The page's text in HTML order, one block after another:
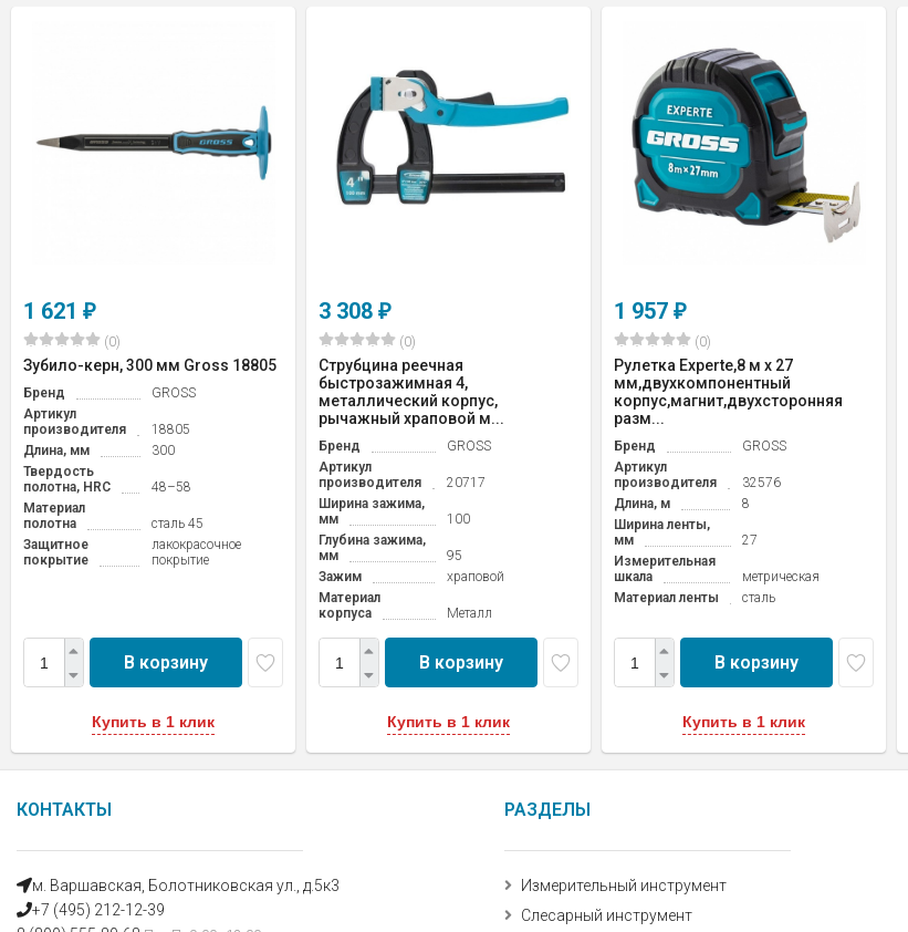
1 621 ₽
(0)
Зубило-керн, 300 мм Gross 18805
Бренд
GROSS
Артикул
производителя
18805
Длина, мм
300
Твердость
полотна, HRC
48–58
Материал
полотна
сталь 45
Защитное
покрытие
лакокрасочное
покрытие
В корзину
Купить в 1 клик
3 308 ₽
(0)
Струбцина реечная
быстрозажимная 4,
металлический корпус,
рычажный храповой м...
Бренд
GROSS
Артикул
производителя
20717
Ширина зажима,
мм
100
Глубина зажима,
мм
95
Зажим
храповой
Материал
корпуса
Металл
В корзину
Купить в 1 клик
1 957 ₽
(0)
Рулетка Experte,8 м x 27
мм,двухкомпонентный
корпус,магнит,двухсторонняя
разм...
Бренд
GROSS
Артикул
производителя
32576
Длина, м
8
Ширина ленты,
мм
27
Измерительная
шкала
метрическая
Материал ленты
сталь
В корзину
Купить в 1 клик
КОНТАКТЫ
м. Варшавская, Болотниковская ул., д.5к3
+7 (495) 212-12-39
РАЗДЕЛЫ
Измерительный инструмент
Слесарный инструмент